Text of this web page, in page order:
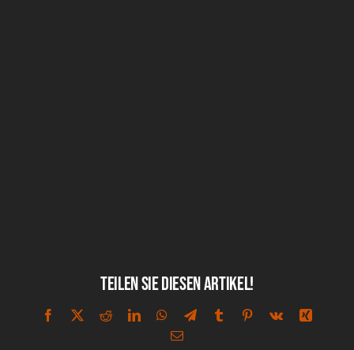
Teilen Sie diesen Artikel!
Facebook
X RedditLinkedInWhatsApp
TelegramTumblr Pinterest
Vk
Xing
E-